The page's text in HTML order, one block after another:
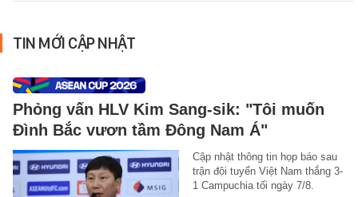
TIN MỚI CẬP NHẬT
Phỏng vấn HLV Kim Sang-sik: "Tôi muốn
Đình Bắc vươn tầm Đông Nam Á"
Cập nhật thông tin họp báo sau
trận đội tuyển Việt Nam thắng 3-
1 Campuchia tối ngày 7/8.